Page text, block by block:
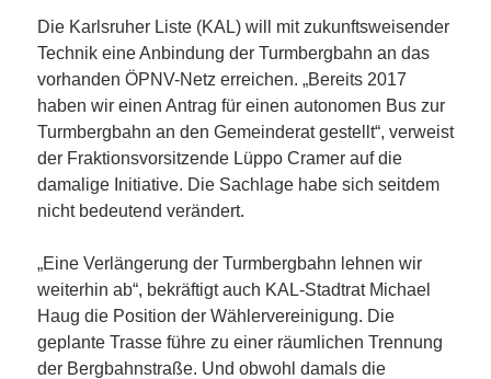
Die Karlsruher Liste (KAL) will mit zukunftsweisender
Technik eine Anbindung der Turmbergbahn an das
vorhanden ÖPNV-Netz erreichen. „Bereits 2017
haben wir einen Antrag für einen autonomen Bus zur
Turmbergbahn an den Gemeinderat gestellt“, verweist
der Fraktionsvorsitzende Lüppo Cramer auf die
damalige Initiative. Die Sachlage habe sich seitdem
nicht bedeutend verändert.
„Eine Verlängerung der Turmbergbahn lehnen wir
weiterhin ab“, bekräftigt auch KAL-Stadtrat Michael
Haug die Position der Wählervereinigung. Die
geplante Trasse führe zu einer räumlichen Trennung
der Bergbahnstraße. Und obwohl damals die